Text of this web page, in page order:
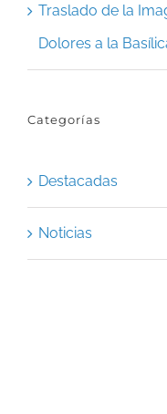
Traslado de la
Dolores a la
Categorías
Destacadas
Noticias